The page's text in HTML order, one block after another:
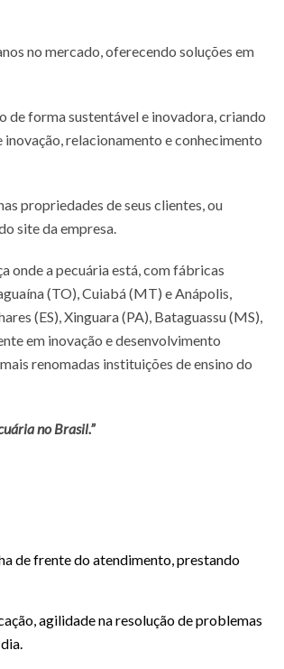
no mercado, oferecendo soluções em
forma sustentável e inovadora, criando
relacionamento e conhecimento
propriedades de seus clientes, ou
site da empresa.
onde a pecuária está, com fábricas
(TO), Cuiabá (MT) e Anápolis,
(ES), Xinguara (PA), Bataguassu (MS),
em inovação e desenvolvimento
renomadas instituições de ensino do
no Brasil.”
de frente do atendimento, prestando
agilidade na resolução de problemas